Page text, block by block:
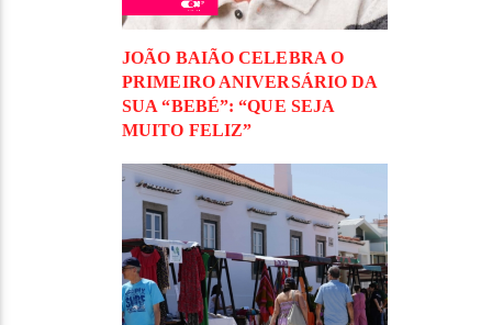
JOÃO BAIÃO CELEBRA O
PRIMEIRO ANIVERSÁRIO DA
SUA “BEBÉ”: “QUE SEJA
MUITO FELIZ”